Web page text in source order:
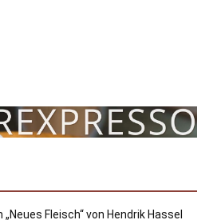
Fleisch“ von Hendrik Hassel